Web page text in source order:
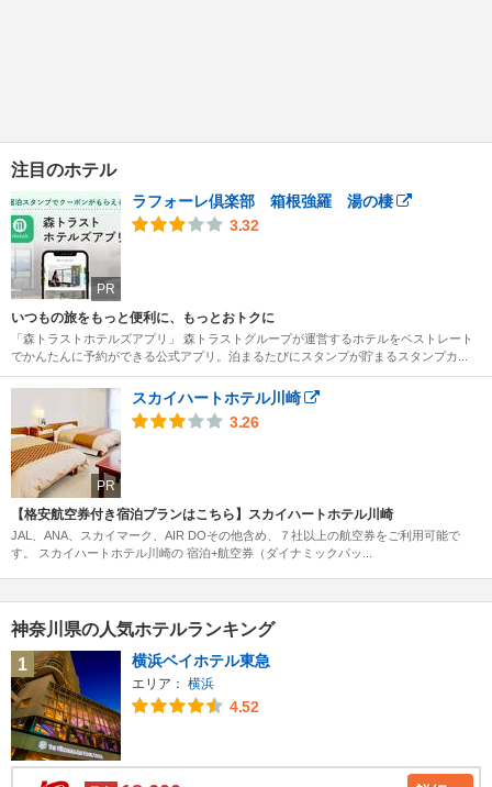
注目のホテル
PR
ラフォーレ倶楽部 箱根強羅 湯の棲
3.32
いつもの旅をもっと便利に、もっとおトクに
「森トラストホテルズアプリ」 森トラストグループが運営するホテルをベストレート
でかんたんに予約ができる公式アプリ。泊まるたびにスタンプが貯まるスタンプカ...
PR
スカイハートホテル川崎
3.26
【格安航空券付き宿泊プランはこちら】スカイハートホテル川崎
JAL、ANA、スカイマーク、AIR DOその他含め、７社以上の航空券をご利用可能で
す。 スカイハートホテル川崎の 宿泊+航空券（ダイナミックパッ...
神奈川県の人気ホテルランキング
1
横浜ベイホテル東急
エリア： 横浜
4.52